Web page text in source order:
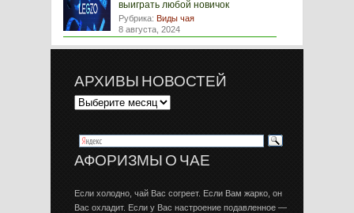
выиграть любой новичок
Рубрика: Виды чая
8 августа, 2024
АРХИВЫ НОВОСТЕЙ
АФОРИЗМЫ О ЧАЕ
Если холодно, чай Вас согреет. Если Вам жарко, он
Вас охладит. Если у Вас настроение подавленное —